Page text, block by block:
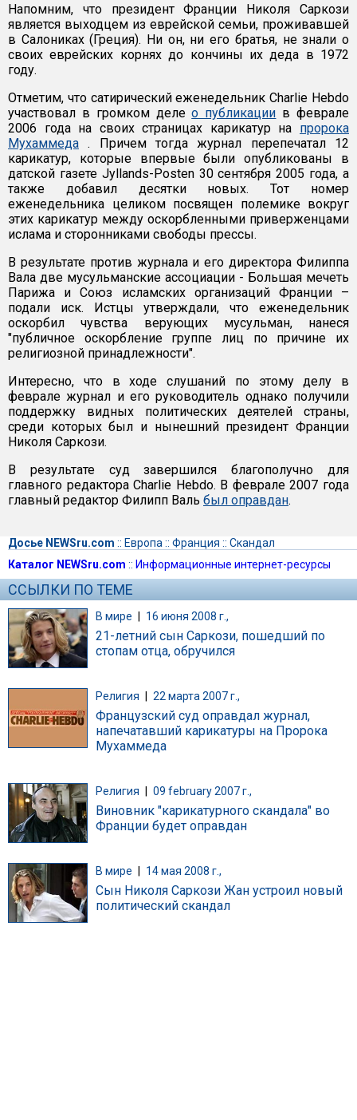
Напомним, что президент Франции Николя Саркози
является выходцем из еврейской семьи, проживавшей
в Салониках (Греция). Ни он, ни его братья, не знали о
своих еврейских корнях до кончины их деда в 1972
году.
Отметим, что сатирический еженедельник Charlie Hebdo
участвовал в громком делео публикации в феврале
2006 года на своих страницах карикатур на пророка
Мухаммеда . Причем тогда журнал перепечатал 12
карикатур, которые впервые были опубликованы в
датской газете Jyllands-Posten 30 сентября 2005 года, а
также добавил десятки новых. Тот номер
еженедельника целиком посвящен полемике вокруг
этих карикатур между оскорбленными приверженцами
ислама и сторонниками свободы прессы.
В результате против журнала и его директора Филиппа
Вала две мусульманские ассоциации - Большая мечеть
Парижа и Союз исламских организаций Франции –
подали иск. Истцы утверждали, что еженедельник
оскорбил чувства верующих мусульман, нанеся
"публичное оскорбление группе лиц по причине их
религиозной принадлежности".
Интересно, что в ходе слушаний по этому делу в
феврале журнал и его руководитель однако получили
поддержку видных политических деятелей страны,
среди которых был и нынешний президент Франции
Николя Саркози.
В результате суд завершился благополучно для
главного редактора Charlie Hebdo. В феврале 2007 года
главный редактор Филипп Валь был оправдан.
Досье NEWSru.com :: Европа :: Франция :: Скандал
Каталог NEWSru.com :: Информационные интернет-ресурсы
ССЫЛКИ ПО ТЕМЕ
В мире | 16 июня 2008 г.,
21-летний сын Саркози, пошедший по
стопам отца, обручился
Религия 22 марта 2007 г.,
Французский суд оправдал журнал,
напечатавший карикатуры на Пророка
Мухаммеда
Религия 09 february 2007 г.,
Виновник "карикатурного скандала" во
Франции будет оправдан
В мире 14 мая 2008 г.,
Сын Николя Саркози Жан устроил новый
политический скандал